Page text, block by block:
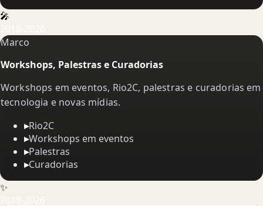
🎤
Marco
Workshops, Palestras e Curadorias
Workshops em eventos, Rio2C, palestras e curadorias em
tecnologia e novas mídias.
▸Rio2C
▸Workshops em eventos
▸Palestras
▸Curadorias
✨